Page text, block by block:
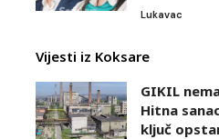
Lukavac
Vijesti iz Koksare
GIKIL
Hitna
ključ